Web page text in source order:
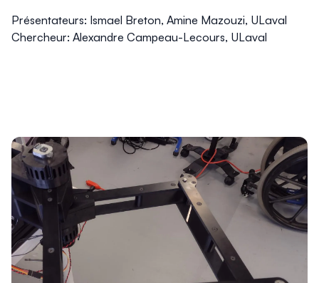
Présentateurs: Ismael Breton, Amine Mazouzi, ULaval
Chercheur: Alexandre Campeau-Lecours, ULaval